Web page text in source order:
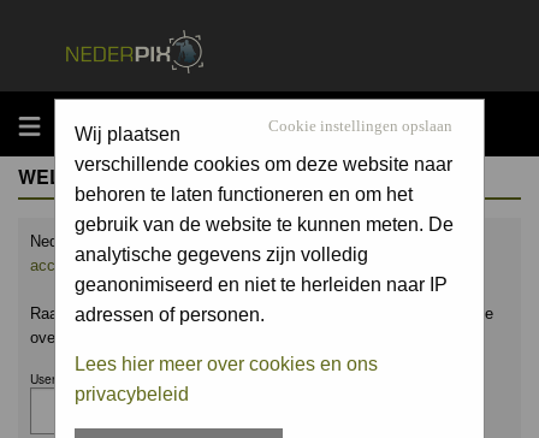
MENU Cookie instellingen opslaan
Wij plaatsen
verschillende cookies om deze website naar
behoren te laten functioneren en om het
gebruik van de website te kunnen meten. De
analytische gegevens zijn volledig
geanonimiseerd en niet te herleiden naar IP
adressen of personen.
Lees hier meer over cookies en ons
privacybeleid
WELCOME GUEST
Nederpix.nl is hét platform voor de natuurfotograaf.
account aanen upload ook jouw mooiste foto's.
Raak geïnspireerd door het werk van anderen en leer en praat mee
over alles wat bij natuurfotografie komt kijken!
Username: